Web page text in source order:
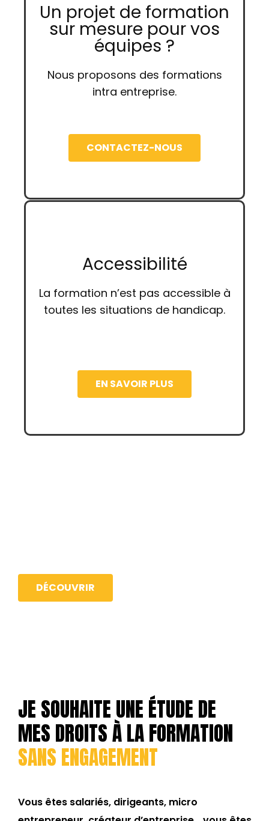
Un projet de formation
sur mesure pour vos
équipes ?
Nous proposons des formations
intra entreprise.
CONTACTEZ-NOUS
Accessibilité
La formation n’est pas accessible à
toutes les situations de handicap.
EN SAVOIR PLUS
DÉCOUVRIR
JE SOUHAITE UNE ÉTUDE DE
MES DROITS À LA FORMATION
SANS ENGAGEMENT
Vous êtes salariés, dirigeants, micro